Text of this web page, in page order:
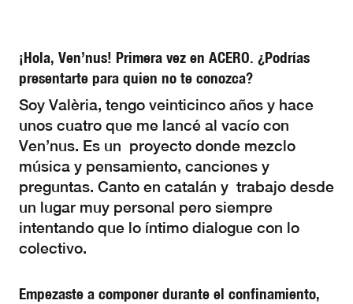
¡Hola, Ven’nus! Primera vez en ACERO. ¿Podrías
presentarte para quien no te conozca?
Soy Valèria, tengo veinticinco años y hace
unos cuatro que me lancé al vacío con
Ven’nus. Es un proyecto donde mezclo
música y pensamiento, canciones y
preguntas. Canto en catalán y trabajo desde
un lugar muy personal pero siempre
intentando que lo íntimo dialogue con lo
colectivo.
Empezaste a componer durante el confinamiento,